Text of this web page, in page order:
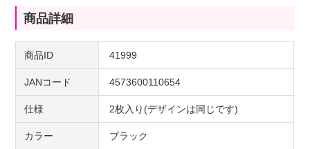
商品詳細
商品ID 41999
JANコード 4573600110654
仕様 2枚入り(デザインは同じです)
カラー ブラック